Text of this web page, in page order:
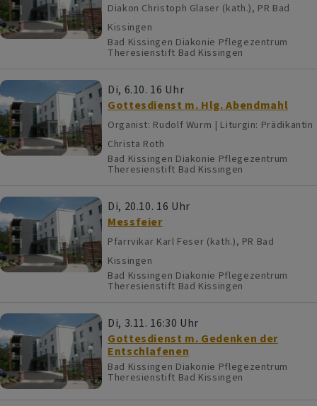
Diakon Christoph Glaser (kath.), PR Bad
Kissingen
Bad Kissingen Diakonie Pflegezentrum
Theresienstift Bad Kissingen
Di, 6.10. 16 Uhr
Gottesdienst m. Hlg. Abendmahl
Organist: Rudolf Wurm | Liturgin: Prädikantin
Christa Roth
Bad Kissingen Diakonie Pflegezentrum
Theresienstift Bad Kissingen
Di, 20.10. 16 Uhr
Messfeier
Pfarrvikar Karl Feser (kath.), PR Bad
Kissingen
Bad Kissingen Diakonie Pflegezentrum
Theresienstift Bad Kissingen
Di, 3.11. 16:30 Uhr
Gottesdienst m. Gedenken der
Entschlafenen
Bad Kissingen Diakonie Pflegezentrum
Theresienstift Bad Kissingen